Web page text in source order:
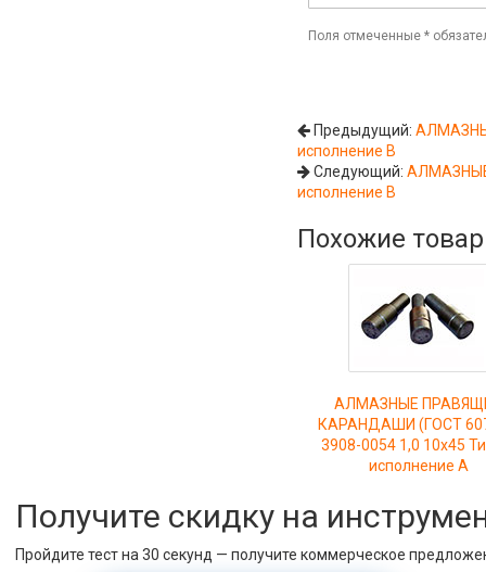
Поля отмеченные*
Предыдущий:
исполнение В
Следующий:АЛМАЗНЫЕ
исполнение В
Похожие
АЛМАЗНЫЕ
КАРАНДАШИ (ГОСТ
3908-0054 1,0 10х45
исполнение А
Получите скидку на
Пройдите тест на 30 секунд — получите коммерческое